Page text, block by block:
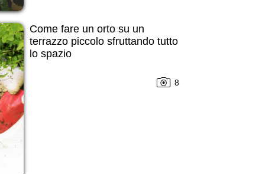
Come fare un orto su un
terrazzo piccolo sfruttando tutto
lo spazio
8